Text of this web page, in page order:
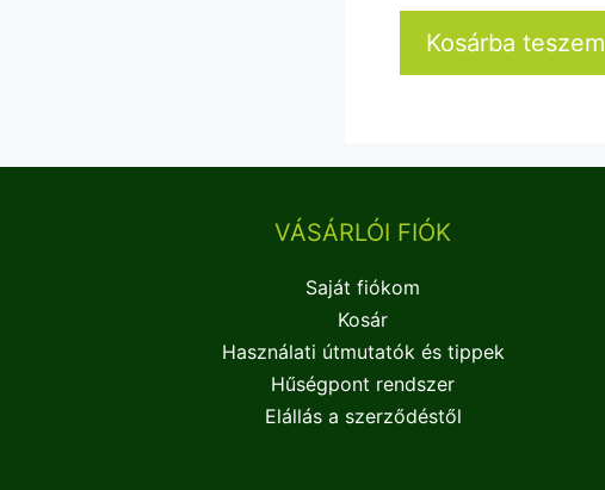
Kosárba teszem
VÁSÁRLÓI FIÓK
Saját fiókom
Kosár
Használati útmutatók és tippek
Hűségpont rendszer
Elállás a szerződéstől